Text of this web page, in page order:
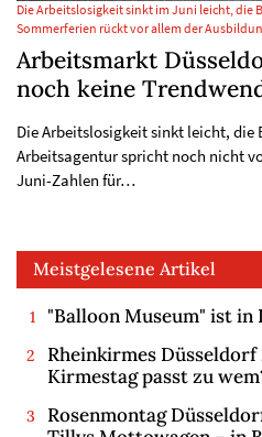
Die Arbeitslosigkeit sinkt im Juni leicht, die
Sommerferien rückt vor allem der
Arbeitsmarkt
noch keine
Die Arbeitslosigkeit sinkt leicht,
Arbeitsagentur spricht noch nicht
Juni-Zahlen für…
Meistgelesene Artikel
"Balloon Museum" ist in
Rheinkirmes Düsseldorf
Kirmestag passt zu
Rosenmontag